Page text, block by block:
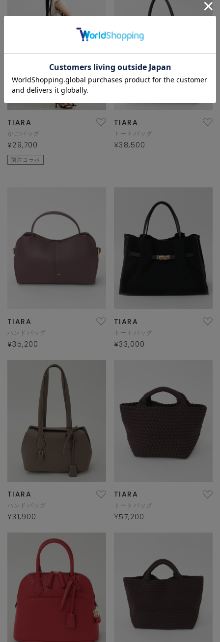
TIARA
かごバッグ
¥29,700
別注コラボ
TIARA
トートバッグ
¥38,500
TIARA
ハンドバッグ
¥35,200
TIARA
トートバッグ
¥33,000
TIARA
ハンドバッグ
¥31,900
TIARA
トートバッグ
¥57,200